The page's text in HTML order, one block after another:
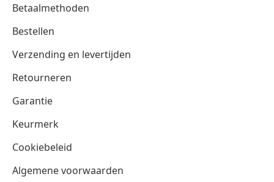
Betaalmethoden
Bestellen
Verzending en levertijden
Retourneren
Garantie
Keurmerk
Cookiebeleid
Algemene voorwaarden